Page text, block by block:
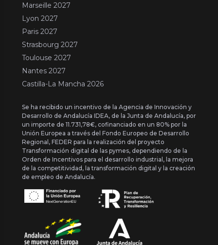
Marseille 2027
Lyon 2027
Paris 2027
Strasbourg 2027
Toulouse 2027
Nantes 2027
Castilla-La Mancha 2026
Se ha recibido un incentivo de la Agencia de Innovación y
Desarrollo de Andalucía IDEA, de la Junta de Andalucía, por
un importe de 11.731,78€, cofinanciado en un 80% por la
Unión Europea a través del Fondo Europeo de Desarrollo
Regional, FEDER para la realización del proyecto
Transformación digital de las pymes, dependiendo de la
Orden de Incentivos para el desarrollo industrial, la mejora
de la competitividad, la transformación digital y la creación
de empleo de Andalucía.